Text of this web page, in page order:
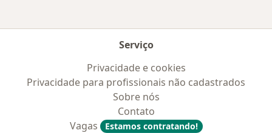
Serviço
Privacidade e cookies
Privacidade para profissionais não cadastrados
Sobre nós
Contato
Vagas
Estamos contratando!